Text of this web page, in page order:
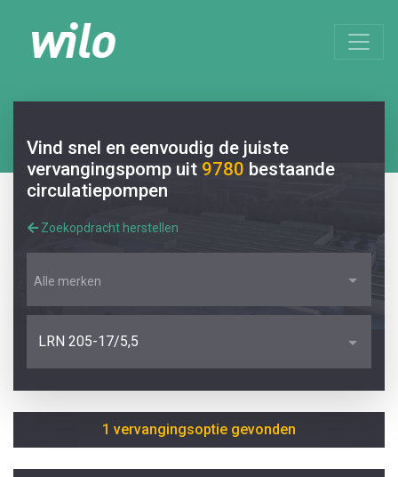
Vind snel en eenvoudig de juiste
vervangingspomp uit 9780 bestaande
circulatiepompen
Zoekopdracht herstellen
Alle merken
LRN 205-17/5,5
1 vervangingsoptie gevonden